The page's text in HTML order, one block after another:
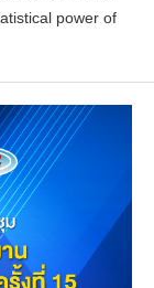
power of